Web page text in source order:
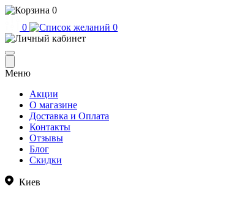
0
0
0
Меню
Акции
О магазине
Доставка и Оплата
Контакты
Отзывы
Блог
Скидки
Киев